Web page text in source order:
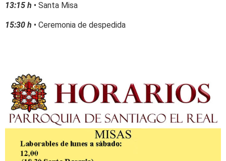
13:15 h • Santa Misa
15:30 h • Ceremonia de despedida